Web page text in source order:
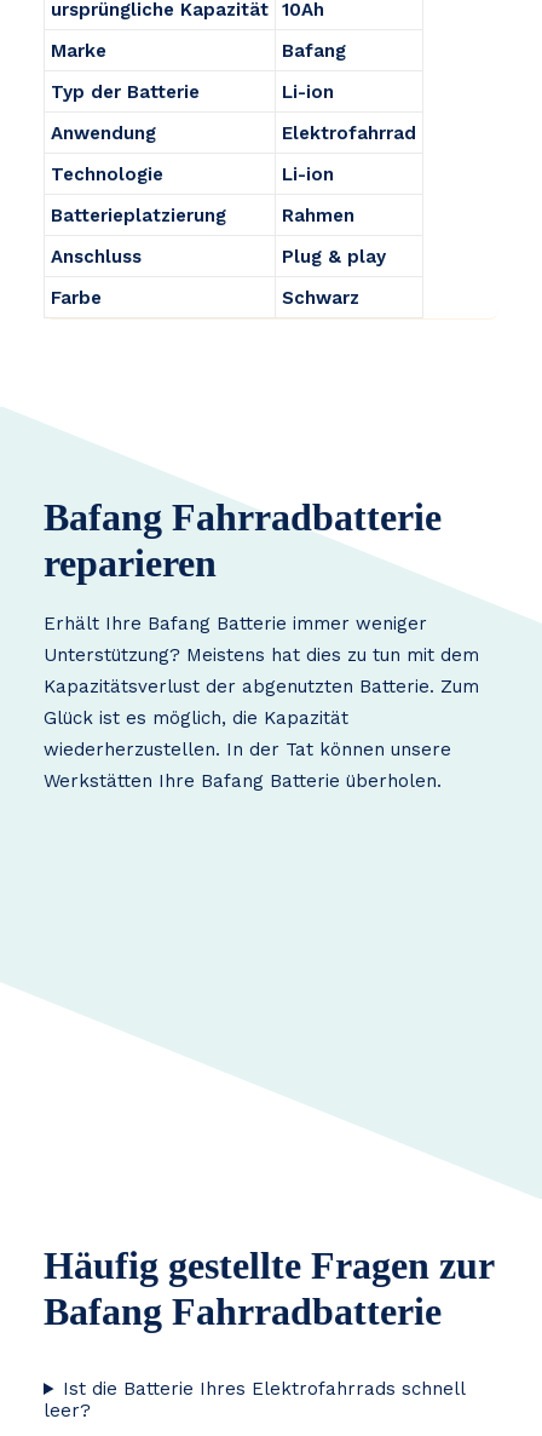
ursprüngliche Kapazität
10Ah
Marke
Bafang
Typ der Batterie
Li-ion
Anwendung
Elektrofahrrad
Technologie
Li-ion
Batterieplatzierung
Rahmen
Anschluss
Plug & play
Farbe
Schwarz
Bafang Fahrradbatterie
reparieren
Erhält Ihre Bafang Batterie immer weniger
Unterstützung? Meistens hat dies zu tun mit dem
Kapazitätsverlust der abgenutzten Batterie. Zum
Glück ist es möglich, die Kapazität
wiederherzustellen. In der Tat können unsere
Werkstätten Ihre Bafang Batterie überholen.
Häufig gestellte Fragen zur
Bafang Fahrradbatterie
Ist die Batterie Ihres Elektrofahrrads schnell
leer?